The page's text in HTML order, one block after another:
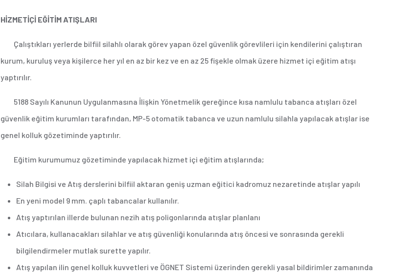
HİZMETİÇİ EĞİTİM ATIŞLARI
Çalıştıkları yerlerde bilfiil silahlı olarak görev yapan özel güvenlik görevlileri için kendilerini çalıştıran
kurum, kuruluş veya kişilerce her yıl en az bir kez ve en az 25 fişekle olmak üzere hizmet içi eğitim atışı
yaptırılır.
5188 Sayılı Kanunun Uygulanmasına İlişkin Yönetmelik gereğince kısa namlulu tabanca atışları özel
güvenlik eğitim kurumları tarafından, MP-5 otomatik tabanca ve uzun namlulu silahla yapılacak atışlar ise
genel kolluk gözetiminde yaptırılır.
Eğitim kurumumuz gözetiminde yapılacak hizmet içi eğitim atışlarında;
Silah Bilgisi ve Atış derslerini bilfiil aktaran geniş uzman eğitici kadromuz nezaretinde atışlar yapılı
En yeni model 9 mm. çaplı tabancalar kullanılır.
Atış yaptırılan illerde bulunan nezih atış poligonlarında atışlar planlanı
Atıcılara, kullanacakları silahlar ve atış güvenliği konularında atış öncesi ve sonrasında gerekli
bilgilendirmeler mutlak surette yapılır.
Atış yapılan ilin genel kolluk kuvvetleri ve ÖGNET Sistemi üzerinden gerekli yasal bildirimler zamanında